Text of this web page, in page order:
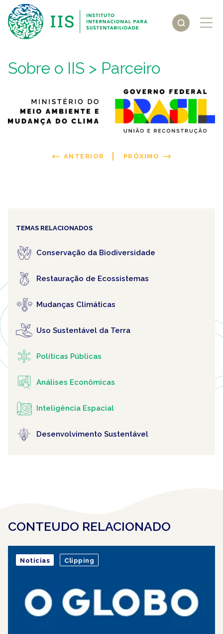
Sobre o IIS > Parceiro
ANTERIOR PRÓXIMO
TEMAS RELACIONADOS
Conservação da Biodiversidade
Restauração de Ecossistemas
Mudanças Climáticas
Uso Sustentável da Terra
Políticas Públicas
Análises Econômicas
Inteligência Espacial
Desenvolvimento Sustentável
CONTEUDO RELACIONADO
Notícias Clipping